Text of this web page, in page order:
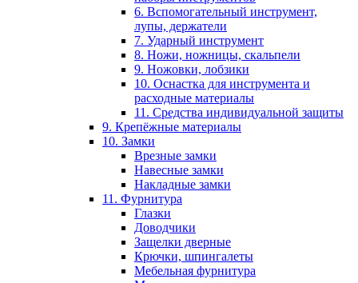
6. Вспомогательный инструмент,
лупы, держатели
7. Ударный инструмент
8. Ножи, ножницы, скальпели
9. Ножовки, лобзики
10. Оснастка для инструмента и
расходные материалы
11. Средства индивидуальной защиты
9. Крепёжные материалы
10. Замки
Врезные замки
Навесные замки
Накладные замки
11. Фурнитура
Глазки
Доводчики
Защелки дверные
Крючки, шпингалеты
Мебельная фурнитура